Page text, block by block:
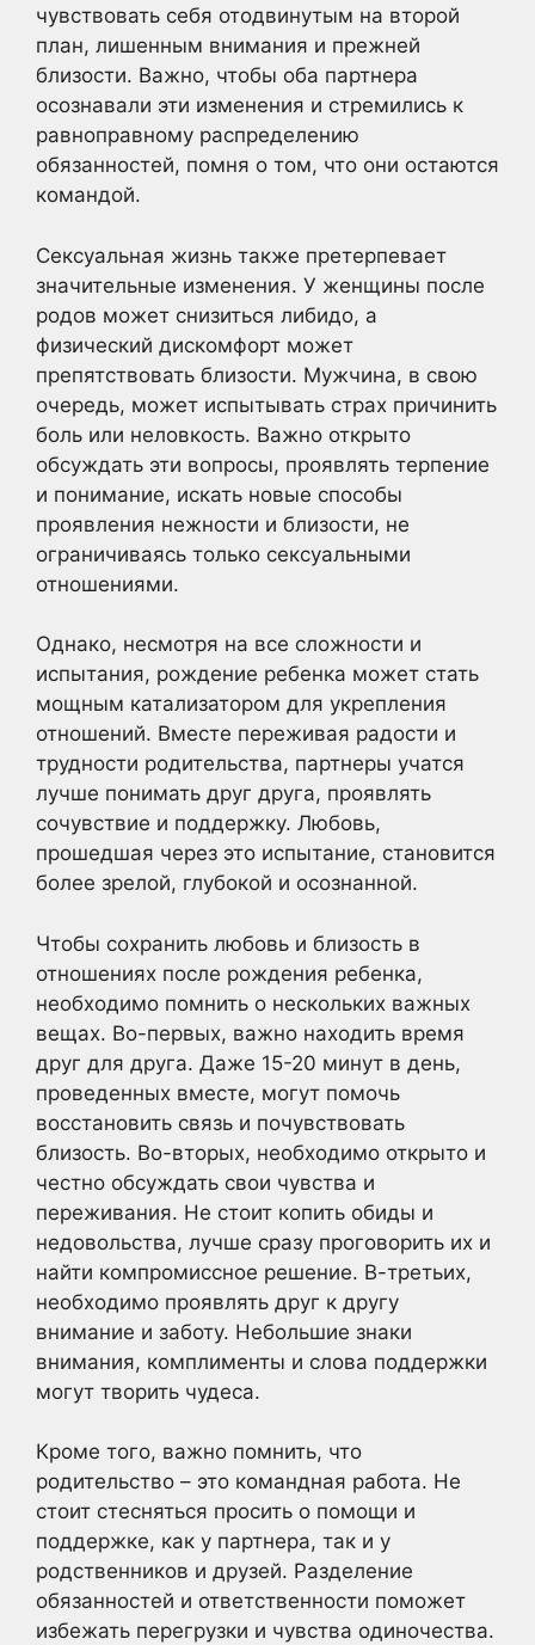
чувствовать себя отодвинутым на второй
план, лишенным внимания и прежней
близости. Важно, чтобы оба партнера
осознавали эти изменения и стремились к
равноправному распределению
обязанностей, помня о том, что они остаются
командой.
Сексуальная жизнь также претерпевает
значительные изменения. У женщины после
родов может снизиться либидо, а
физический дискомфорт может
препятствовать близости. Мужчина, в свою
очередь, может испытывать страх причинить
боль или неловкость. Важно открыто
обсуждать эти вопросы, проявлять терпение
и понимание, искать новые способы
проявления нежности и близости, не
ограничиваясь только сексуальными
отношениями.
Однако, несмотря на все сложности и
испытания, рождение ребенка может стать
мощным катализатором для укрепления
отношений. Вместе переживая радости и
трудности родительства, партнеры учатся
лучше понимать друг друга, проявлять
сочувствие и поддержку. Любовь,
прошедшая через это испытание, становится
более зрелой, глубокой и осознанной.
Чтобы сохранить любовь и близость в
отношениях после рождения ребенка,
необходимо помнить о нескольких важных
вещах. Во-первых, важно находить время
друг для друга. Даже 15-20 минут в день,
проведенных вместе, могут помочь
восстановить связь и почувствовать
близость. Во-вторых, необходимо открыто и
честно обсуждать свои чувства и
переживания. Не стоит копить обиды и
недовольства, лучше сразу проговорить их и
найти компромиссное решение. В-третьих,
необходимо проявлять друг к другу
внимание и заботу. Небольшие знаки
внимания, комплименты и слова поддержки
могут творить чудеса.
Кроме того, важно помнить, что
родительство – это командная работа. Не
стоит стесняться просить о помощи и
поддержке, как у партнера, так и у
родственников и друзей. Разделение
обязанностей и ответственности поможет
избежать перегрузки и чувства одиночества.